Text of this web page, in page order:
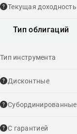
Текущая доходность
Тип облигаций
Тип инструмента
Дисконтные
Cубординированные
С гарантией